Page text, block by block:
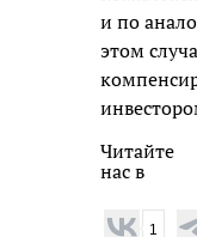
и по
этом
Читайте
нас в
1